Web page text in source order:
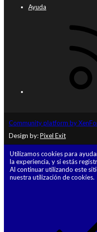
Ayuda
Community platform by
Design by:Pixel Exit
Utilizamos cookies para
la experiencia, y si estás
Al continuar utilizando este
nuestra utilización de cookies.